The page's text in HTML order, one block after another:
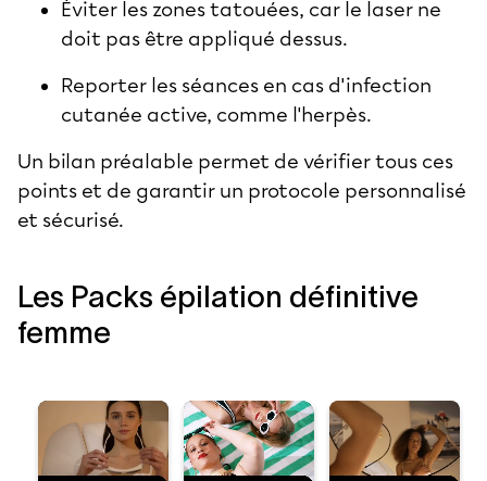
Éviter les zones tatouées, car le laser ne
doit pas être appliqué dessus.
Reporter les séances en cas d'infection
cutanée active, comme l'herpès.
Un bilan préalable permet de vérifier tous ces
points et de garantir un protocole personnalisé
et sécurisé.
Les Packs épilation définitive
femme